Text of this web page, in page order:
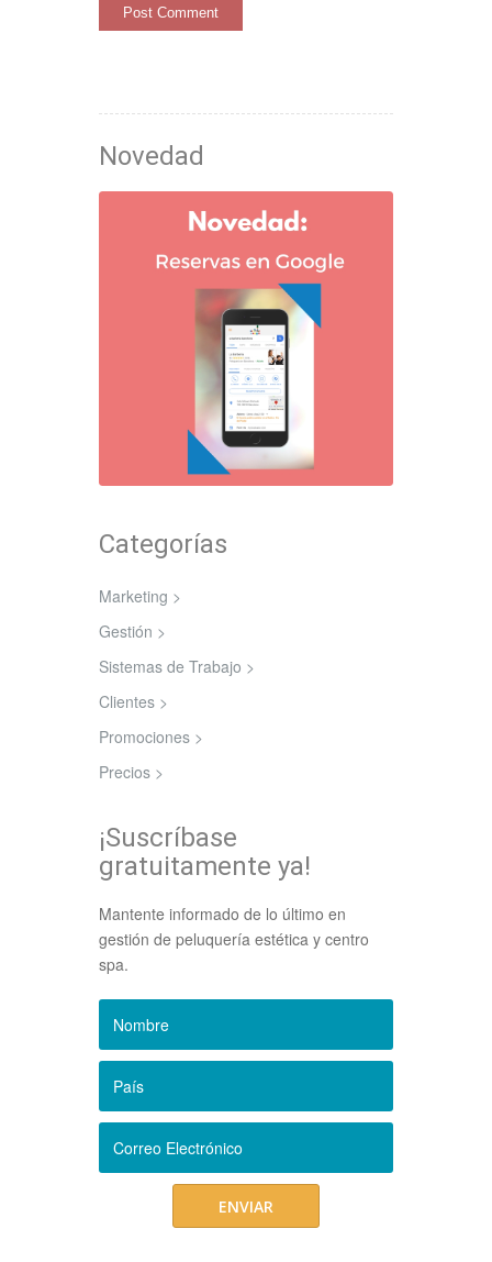
Novedad
Categorías
Marketing >
Gestión >
Sistemas de Trabajo >
Clientes >
Promociones >
Precios >
¡Suscríbase
gratuitamente ya!
Mantente informado de lo último en
gestión de peluquería estética y centro
spa.